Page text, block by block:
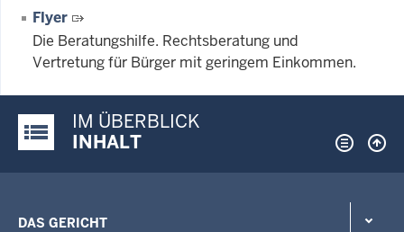
Flyer
Die Beratungshilfe. Rechtsberatung und
Vertretung für Bürger mit geringem Einkommen.
Justiz-Portal im Überblick:
IM ÜBERBLICK
INHALT
DAS GERICHT